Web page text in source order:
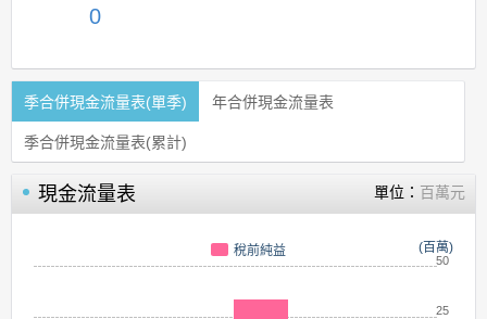
0
季合併現金流量表(單季) 年合併現金流量表
季合併現金流量表(累計)
現金流量表 單位： 百萬元
(百萬)
稅前純益
25
50